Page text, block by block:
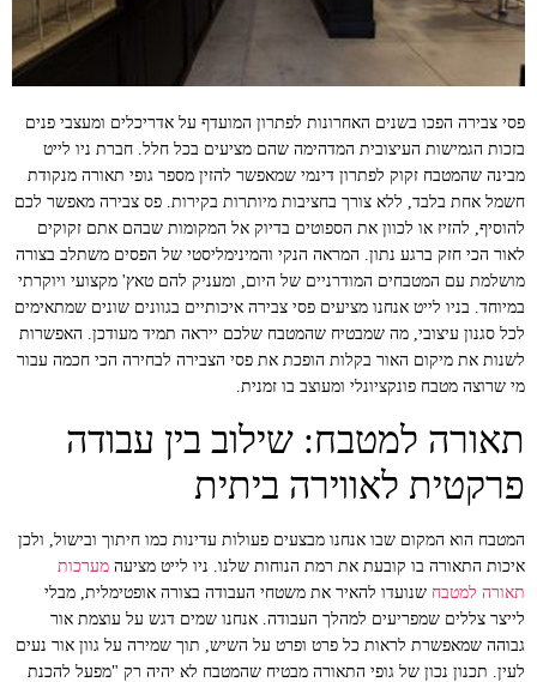
פסי צבירה הפכו בשנים האחרונות לפתרון המועדף על אדריכלים ומעצבי פנים
בזכות הגמישות העיצובית המדהימה שהם מציעים בכל חלל. חברת ניו לייט
מבינה שהמטבח זקוק לפתרון דינמי שמאפשר להזין מספר גופי תאורה מנקודת
חשמל אחת בלבד, ללא צורך בחציבות מיותרות בקירות. פס צבירה מאפשר לכם
להוסיף, להזיז או לכוון את הספוטים בדיוק אל המקומות שבהם אתם זקוקים
לאור הכי חזק ברגע נתון. המראה הנקי והמינימליסטי של הפסים משתלב בצורה
מושלמת עם המטבחים המודרניים של היום, ומעניק להם טאץ' מקצועי ויוקרתי
במיוחד. בניו לייט אנחנו מציעים פסי צבירה איכותיים בגוונים שונים שמתאימים
לכל סגנון עיצובי, מה שמבטיח שהמטבח שלכם ייראה תמיד מעודכן. האפשרות
לשנות את מיקום האור בקלות הופכת את פסי הצבירה לבחירה הכי חכמה עבור
מי שרוצה מטבח פונקציונלי ומעוצב בו זמנית.
תאורה למטבח: שילוב בין עבודה
פרקטית לאווירה ביתית
המטבח הוא המקום שבו אנחנו מבצעים פעולות עדינות כמו חיתוך ובישול, ולכן
איכות התאורה בו קובעת את רמת הנוחות שלנו. ניו לייט מציעה מערכות
תאורה למטבח שנועדו להאיר את משטחי העבודה בצורה אופטימלית, מבלי
לייצר צללים שמפריעים למהלך העבודה. אנחנו שמים דגש על עוצמת אור
גבוהה שמאפשרת לראות כל פרט ופרט על השיש, תוך שמירה על גוון אור נעים
לעין. תכנון נכון של גופי התאורה מבטיח שהמטבח לא יהיה רק "מפעל להכנת